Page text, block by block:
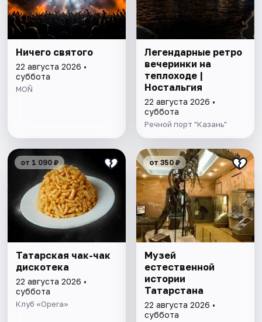
Ничего святого
22 августа 2026 •
суббота
MOÑ
Легендарные ретро
вечеринки на
теплоходе |
Ностальгия
22 августа 2026 •
суббота
Речной порт "Казань"
от 1 090 ₽
Татарская чак-чак
дискотека
22 августа 2026 •
суббота
Клуб «Opera»
от 350 ₽
Музей
естественной
истории
Татарстана
22 августа 2026 •
суббота